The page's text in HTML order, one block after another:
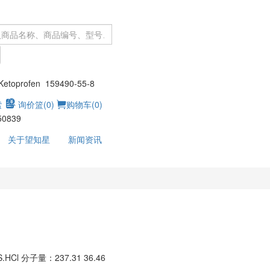
159490-55-8
询价篮(0) 购物车(0)
关于望知星
新闻资讯
分子量：237.31 36.46